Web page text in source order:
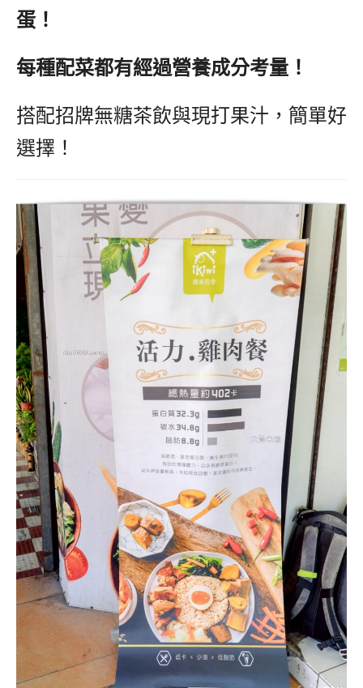
蛋！
每種配菜都有經過營養成分考量！
搭配招牌無糖茶飲與現打果汁，簡單好
選擇！